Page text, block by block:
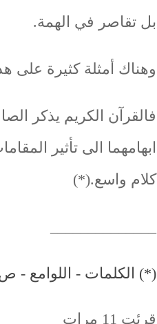
بل تقاصر في الهمة.
وهناك أمثلة كثيرة على
فالقرآن الكريم يذكر
ابهامهما الى تأثير
كلام واسع.(*)
(*) الكلمات - اللوامع - ص:
قرئت 11 مرات